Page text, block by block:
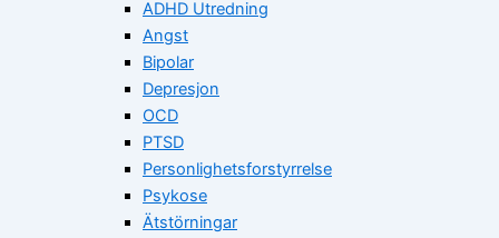
ADHD Utredning
Angst
Bipolar
Depresjon
OCD
PTSD
Personlighetsforstyrrelse
Psykose
Ätstörningar